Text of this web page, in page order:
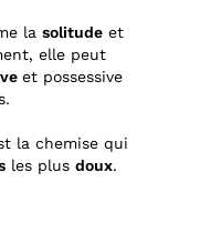
lasolitude et
elle peut
et possessive
la chemise qui
les plusdoux.